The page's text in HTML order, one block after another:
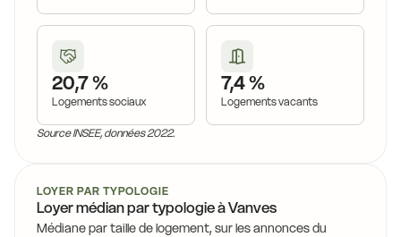
20,7 %
Logements sociaux
7,4 %
Logements vacants
Source INSEE, données 2022.
LOYER PAR TYPOLOGIE
Loyer médian par typologie à Vanves
Médiane par taille de logement, sur les annonces du